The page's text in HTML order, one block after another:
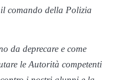
comando della Polizia
da deprecare e come
le Autorità competenti